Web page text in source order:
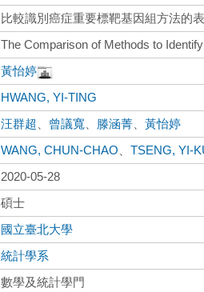
比較識別癌症重要標靶基因組方法的
The Comparison of Methods to
黃怡婷
HWANG, YI-TING
汪群超 曾議寬 滕涵菁 、黃怡婷
WANG, CHUN-CHAO 、TSENG, YI-
2020-05-28
碩士
國立臺北大學
統計學系
數學及統計學門